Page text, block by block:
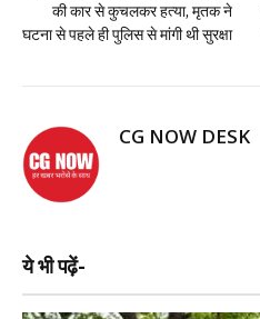
की कार से कुचलकर हत्या, मृतक ने
घटना से पहले ही पुलिस से मांगी थी सुरक्षा
CG NOW DESK
ये भी पढ़ें-